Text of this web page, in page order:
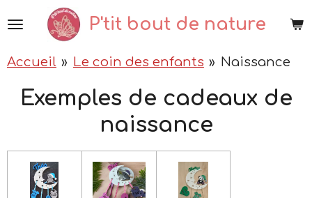
Passer
contenu
P'tit bout de nature
Accueil » Le coin des enfants » Naissance
Exemples de cadeaux de
naissance